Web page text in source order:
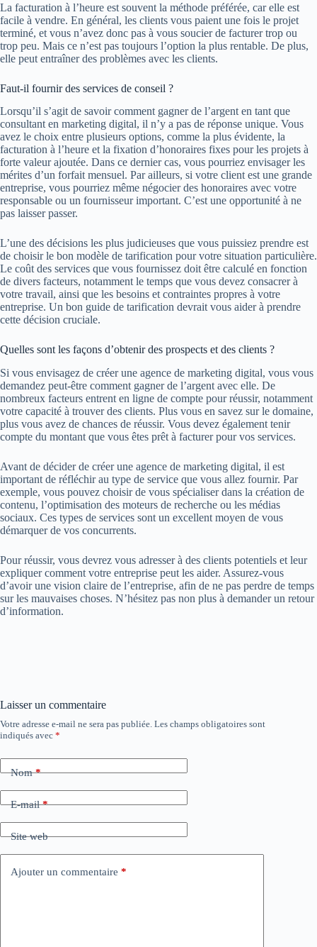
La facturation à l’heure est souvent la méthode préférée, car elle est
facile à vendre. En général, les clients vous paient une fois le projet
terminé, et vous n’avez donc pas à vous soucier de facturer trop ou
trop peu. Mais ce n’est pas toujours l’option la plus rentable. De plus,
elle peut entraîner des problèmes avec les clients.
Faut-il fournir des services de conseil ?
Lorsqu’il s’agit de savoir comment gagner de l’argent en tant que
consultant en marketing digital, il n’y a pas de réponse unique. Vous
avez le choix entre plusieurs options, comme la plus évidente, la
facturation à l’heure et la fixation d’honoraires fixes pour les projets à
forte valeur ajoutée. Dans ce dernier cas, vous pourriez envisager les
mérites d’un forfait mensuel. Par ailleurs, si votre client est une grande
entreprise, vous pourriez même négocier des honoraires avec votre
responsable ou un fournisseur important. C’est une opportunité à ne
pas laisser passer.
L’une des décisions les plus judicieuses que vous puissiez prendre est
de choisir le bon modèle de tarification pour votre situation particulière.
Le coût des services que vous fournissez doit être calculé en fonction
de divers facteurs, notamment le temps que vous devez consacrer à
votre travail, ainsi que les besoins et contraintes propres à votre
entreprise. Un bon guide de tarification devrait vous aider à prendre
cette décision cruciale.
Quelles sont les façons d’obtenir des prospects et des clients ?
Si vous envisagez de créer une agence de marketing digital, vous vous
demandez peut-être comment gagner de l’argent avec elle. De
nombreux facteurs entrent en ligne de compte pour réussir, notamment
votre capacité à trouver des clients. Plus vous en savez sur le domaine,
plus vous avez de chances de réussir. Vous devez également tenir
compte du montant que vous êtes prêt à facturer pour vos services.
Avant de décider de créer une agence de marketing digital, il est
important de réfléchir au type de service que vous allez fournir. Par
exemple, vous pouvez choisir de vous spécialiser dans la création de
contenu, l’optimisation des moteurs de recherche ou les médias
sociaux. Ces types de services sont un excellent moyen de vous
démarquer de vos concurrents.
Pour réussir, vous devrez vous adresser à des clients potentiels et leur
expliquer comment votre entreprise peut les aider. Assurez-vous
d’avoir une vision claire de l’entreprise, afin de ne pas perdre de temps
sur les mauvaises choses. N’hésitez pas non plus à demander un retour
d’information.
Laisser un commentaire
Votre adresse e-mail ne sera pas publiée. Les champs obligatoires sont
indiqués avec *
Nom*
E-mail*
Site web
Ajouter un commentaire *